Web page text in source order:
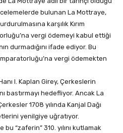
bulunan La Mottraye,
karşılık Kırım
vergi ödemeyi kabul ettiği
durmadığını ifade ediyor. Bu
vergi ödemekten
I. Kaplan Girey, Çerkeslerin
bastırmayı hedefliyor. Ancak La
1708 yılında Kanjal Dağı
yenilgiye uğratıyor.
“zaferin” 310. yılını kutlamak